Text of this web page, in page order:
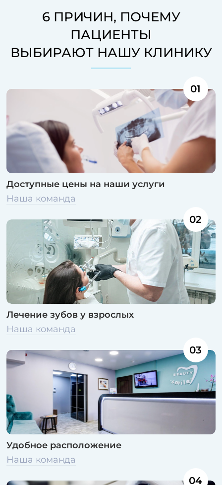
6 ПРИЧИН, ПОЧЕМУ
ПАЦИЕНТЫ
ВЫБИРАЮТ НАШУ КЛИНИКУ
01
Доступные цены на наши услуги
Наша команда
02
Лечение зубов у взрослых
Наша команда
03
Удобное расположение
Наша команда
04